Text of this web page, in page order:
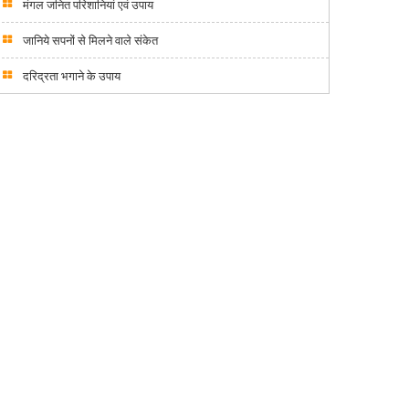
मंगल जनित परिशानियां एवं उपाय
जानिये सपनों से मिलने वाले संकेत
दरिद्रता भगाने के उपाय